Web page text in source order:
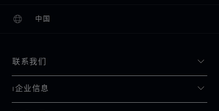
中国
本地化（更改国家/地区）
更改国家/地区
联系我们
I企业信息